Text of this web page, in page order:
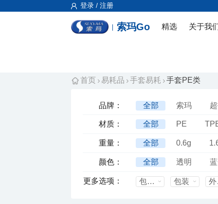
登录 / 注册
索玛Go 精选 关于我
首页 易耗品 手套易耗 手套PE类
品牌： 全部 索玛
材质： 全部 PE
重量： 全部 0.6g
1.7g
1g±5%
颜色： 全部 透明
更多选项： 包装形式 包装